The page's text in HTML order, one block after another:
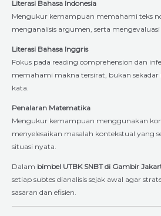
Literasi Bahasa Indonesia
Mengukur kemampuan memahami teks
menganalisis argumen, serta mengevaluasi
Literasi Bahasa Inggris
Fokus pada reading comprehension dan
memahami makna tersirat, bukan
kata.
Penalaran Matematika
Mengukur kemampuan menggunakan
menyelesaikan masalah kontekstual yang
situasi nyata.
Dalam bimbel UTBK SNBT di Gambir
setiap subtes dianalisis sejak awal agar
sasaran dan efisien.